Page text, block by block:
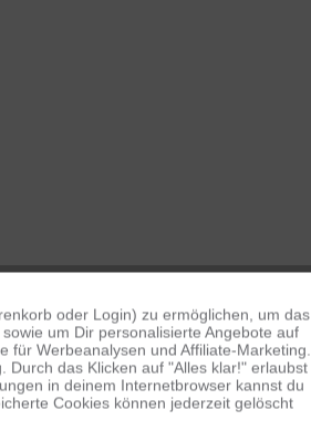
Aktiv
Inaktiv
oder Login) zu ermöglichen, um das
um Dir personalisierte Angebote auf
für Werbeanalysen und Affiliate-Marketing.
das Klicken auf "Alles klar!" erlaubst
in deinem Internetbrowser kannst du
Cookies können jederzeit gelöscht